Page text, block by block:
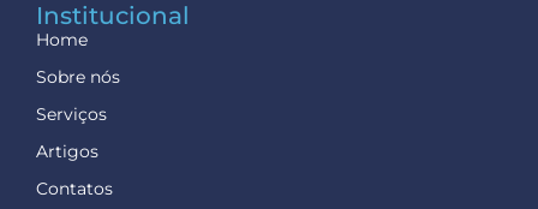
Institucional
Home
Sobre nós
Serviços
Artigos
Contatos